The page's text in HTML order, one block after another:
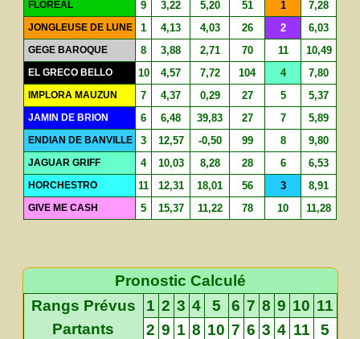
FLOREAL 9 3,22 5,20 51 1 7,28
JONGLEUSE DE LUNE 1 4,13 4,03 26 2 6,03
GEGE BAROQUE 8 3,88 2,71 70 11 10,49
EL GRECO BELLO 10 4,57 7,72 104 4 7,80
IMPLORA MAUZUN 7 4,37 0,29 27 5 5,37
JAMIN DE BRION 6 6,48 39,83 27 7 5,89
ENDIAN DE BANVILLE 3 12,57 -0,50 99 8 9,80
JAGUAR GRIFF 4 10,03 8,28 28 6 6,53
HORCHESTRO 11 12,31 18,01 56 3 8,91
GIVE ME CASH 5 15,37 11,22 78 10 11,28
Pronostic Calculé
Rangs Prévus
1 2 3 4 5 6 7 8 9 10 11
Partants
2 9 1 8 10 7 6 3 4 11
5